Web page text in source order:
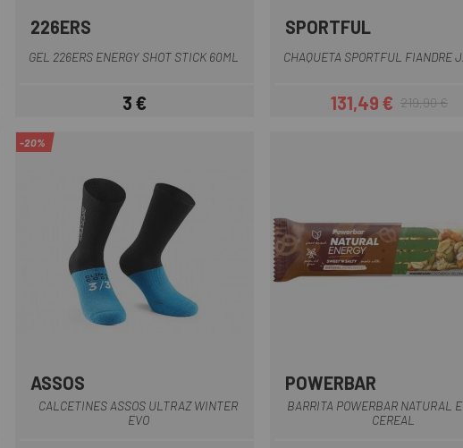
226ERS
GEL 226ERS ENERGY SHOT STICK 60ML
Precio
3 €
Amarillo
Azul
SPORTFUL
CHAQUETA SPORTFUL FIANDRE
Precio
131,49 €Precio regular
219,90 €
-20%
ASSOS
CALCETINES ASSOS ULTRAZ WINTER
EVO
POWERBAR
BARRITA POWERBAR NATURAL
CEREAL